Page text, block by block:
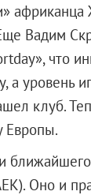
африканца
Вадим
что
а уровень
клуб.
Европы.
Оно и